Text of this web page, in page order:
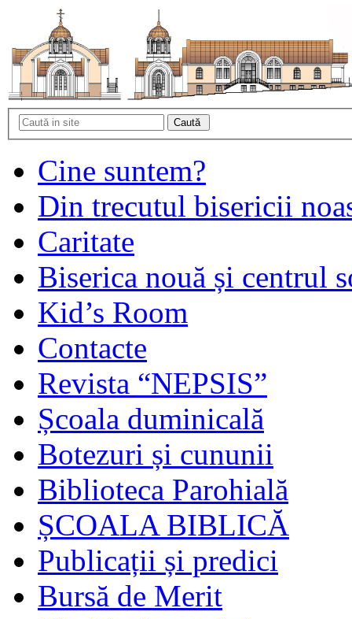
Cine suntem?
Din trecutul bisericii
Caritate
Biserica nouă și centrul
Kid’s Room
Contacte
Revista “NEPSIS”
Școala duminicală
Botezuri și cununii
Biblioteca Parohială
ȘCOALA BIBLICĂ
Publicații și predici
Bursă de Merit